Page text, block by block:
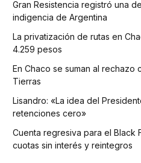
Gran Resistencia registró una
indigencia de Argentina
La privatización de rutas en
4.259 pesos
En Chaco se suman al rechazo
Tierras
Lisandro: «La idea del
retenciones cero»
Cuenta regresiva para el Black
cuotas sin interés y reintegros